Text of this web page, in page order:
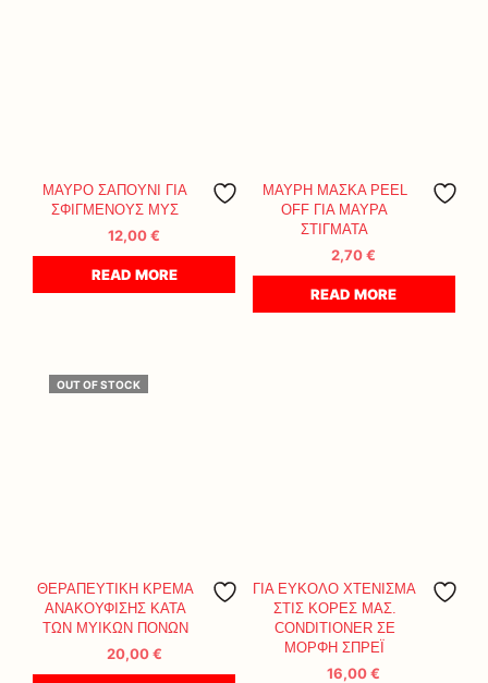
ΜΑΥΡΟ ΣΑΠΟΥΝΙ ΓΙΑ
ΣΦΙΓΜΕΝΟΥΣ ΜΥΣ
12,00€
READ MORE
ΜΑΥΡΗ ΜΑΣΚΑ PEEL
OFF ΓΙΑ ΜΑΥΡΑ
ΣΤΙΓΜΑΤΑ
2,70€
READ MORE
OUT OF STOCK
ΘΕΡΑΠΕΥΤΙΚΗ ΚΡΕΜΑ
ΑΝΑΚΟΥΦΙΣΗΣ ΚΑΤΑ
ΤΩΝ ΜΥΙΚΩΝ ΠΟΝΩΝ
20,00€
ΓΙΑ ΕΥΚΟΛΟ ΧΤΕΝΙΣΜΑ
ΣΤΙΣ ΚΟΡΕΣ ΜΑΣ.
CONDITIONER ΣΕ
ΜΟΡΦΗ ΣΠΡΕΪ
16,00€